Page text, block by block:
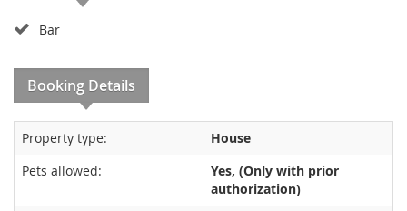
Bar
Booking Details
Property type:
House
Pets allowed:
Yes, (Only with prior
authorization)